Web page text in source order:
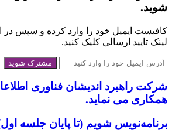
شوید.
کافیست ایمیل خود را وارد کرده و سپس در
لینک تایید ارسالی کلیک کنید.
آدرس
خود
را
وارد
کنید
شرکت راهبرد اندیشان فناوری
همکاری می نماید.
برنامه‌نویس شویم (تا پایان جلسه